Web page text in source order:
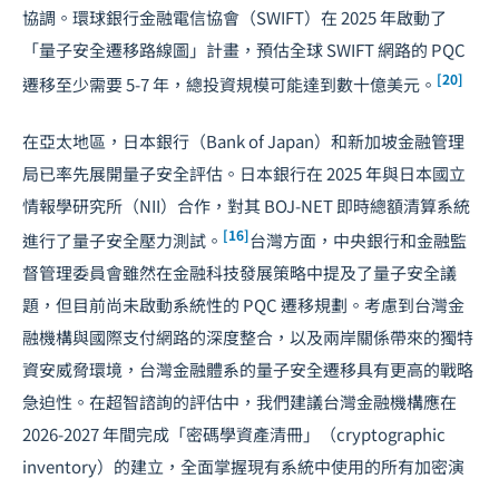
協調。環球銀行金融電信協會（SWIFT）在 2025 年啟動了
「量子安全遷移路線圖」計畫，預估全球 SWIFT 網路的 PQC
遷移至少需要 5-7 年，總投資規模可能達到數十億美元。 [20]
在亞太地區，日本銀行（Bank of Japan）和新加坡金融管理
局已率先展開量子安全評估。日本銀行在 2025 年與日本國立
情報學研究所（NII）合作，對其 BOJ-NET 即時總額清算系統
進行了量子安全壓力測試。 [16]台灣方面，中央銀行和金融監
督管理委員會雖然在金融科技發展策略中提及了量子安全議
題，但目前尚未啟動系統性的 PQC 遷移規劃。考慮到台灣金
融機構與國際支付網路的深度整合，以及兩岸關係帶來的獨特
資安威脅環境，台灣金融體系的量子安全遷移具有更高的戰略
急迫性。在超智諮詢的評估中，我們建議台灣金融機構應在
2026-2027 年間完成「密碼學資產清冊」（cryptographic
inventory）的建立，全面掌握現有系統中使用的所有加密演